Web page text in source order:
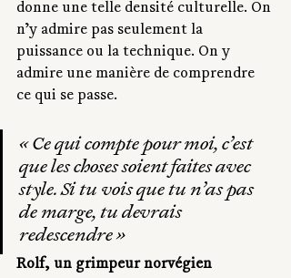
donne une telle densité culturelle. On
n’y admire pas seulement la
puissance ou la technique. On y
admire une manière de comprendre
ce qui se passe.
« Ce qui compte pour moi, c’est
que les choses soient faites avec
style. Si tu vois que tu n’as pas
de marge, tu devrais
redescendre »
Rolf, un grimpeur norvégien